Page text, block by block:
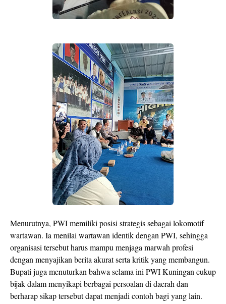
Menurutnya, PWI memiliki posisi strategis sebagai lokomotif
wartawan. Ia menilai wartawan identik dengan PWI, sehingga
organisasi tersebut harus mampu menjaga marwah profesi
dengan menyajikan berita akurat serta kritik yang membangun.
Bupati juga menuturkan bahwa selama ini PWI Kuningan cukup
bijak dalam menyikapi berbagai persoalan di daerah dan
berharap sikap tersebut dapat menjadi contoh bagi yang lain.